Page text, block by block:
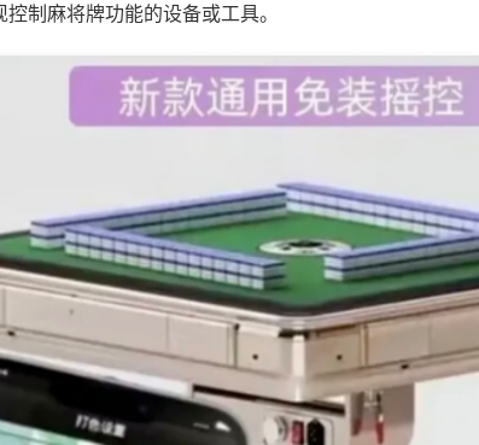
制麻将牌功能的设备或工具。